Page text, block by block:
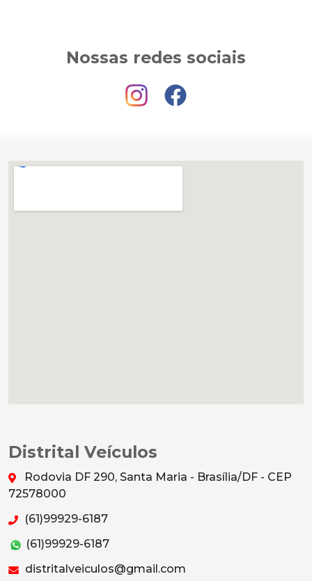
Nossas redes sociais
Distrital Veículos
Rodovia DF 290, Santa Maria - Brasília/DF - CEP
72578000
(61)99929-6187
(61)99929-6187
distritalveiculos@gmail.com